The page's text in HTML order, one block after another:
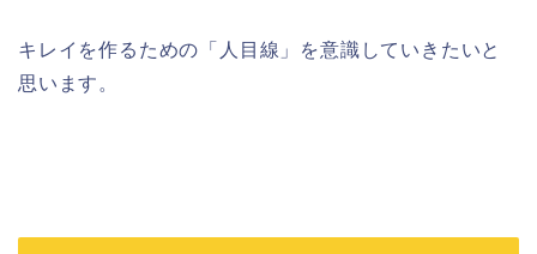
キレイを作るための「人目線」を意識していきたいと
思います。